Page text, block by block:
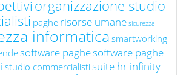
organizzazione studio
paghe risorse umane sicurezza
informaticasmartworking
software paghesoftware paghe
studio commercialisti suite hr infinity